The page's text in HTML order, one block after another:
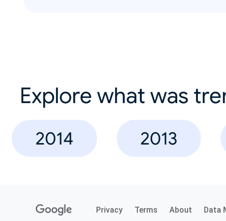
Explore what was
2014 2013
Privacy Terms About Data